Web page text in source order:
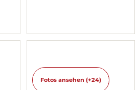
Fotos ansehen (+24)